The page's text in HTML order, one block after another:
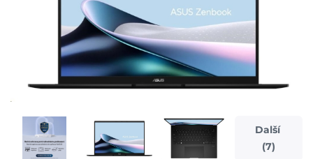
Další
(7)